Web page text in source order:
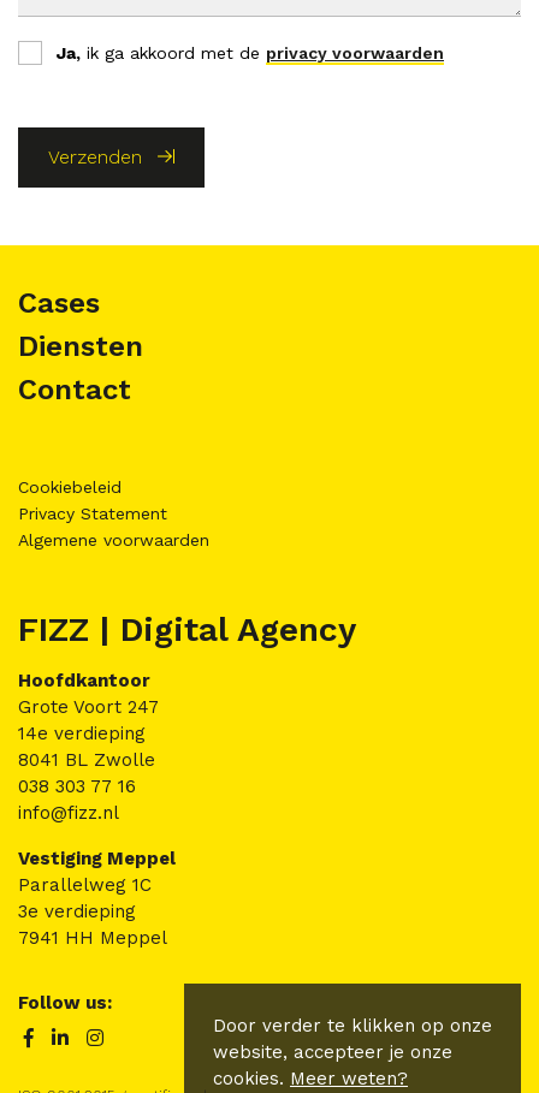
Ja, ik ga akkoord met de privacy voorwaarden
Verzenden
Cases
Diensten
Contact
Cookiebeleid
Privacy Statement
Algemene voorwaarden
FIZZ | Digital Agency
Hoofdkantoor
Grote Voort 247
14e verdieping
8041 BL Zwolle
038 303 77 16
info@fizz.nl
Vestiging Meppel
Parallelweg 1C
3e verdieping
7941 HH Meppel
Follow us:
Door verder te klikken op onze
website, accepteer je onze
cookies. Meer weten?